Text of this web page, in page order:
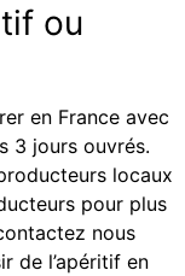
ou
en France avec
3 jours ouvrés.
locaux
pour plus
nous
de l’apéritif en